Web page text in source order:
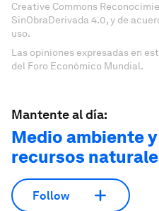
Creative Commons
SinObraDerivada 4.0, y de
uso.
Las opiniones expresadas en
del Foro Económico Mundial.
Mantente al día:
Medio ambiente
recursos
Follow